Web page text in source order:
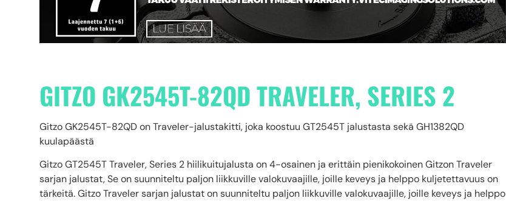
GITZO GK2545T-82QD TRAVELER, SERIES 2
Gitzo GK2545T-82QD on Traveler-jalustakitti, joka koostuu GT2545T jalustasta sekä GH1382QD
kuulapäästä
Gitzo GT2545T Traveler, Series 2 hiilikuitujalusta on 4-osainen ja erittäin pienikokoinen Gitzon Traveler
sarjan jalustat, Se on suunniteltu paljon liikkuville valokuvaajille, joille keveys ja helppo kuljetettavuus on
tärkeitä. Gitzo Traveler sarjan jalustat on suunniteltu paljon liikkuville valokuvaajille, joille keveys ja helppo